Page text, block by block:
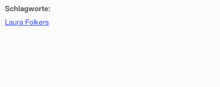
Schlagworte:
Laura Folkers